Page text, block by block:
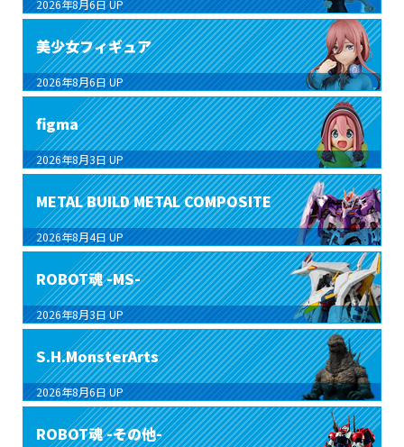
2026年8月6日 UP
美少女フィギュア
2026年8月6日 UP
figma
2026年8月3日 UP
METAL BUILD METAL COMPOSITE
2026年8月4日 UP
ROBOT魂 -MS-
2026年8月3日 UP
S.H.MonsterArts
2026年8月6日 UP
ROBOT魂 -その他-